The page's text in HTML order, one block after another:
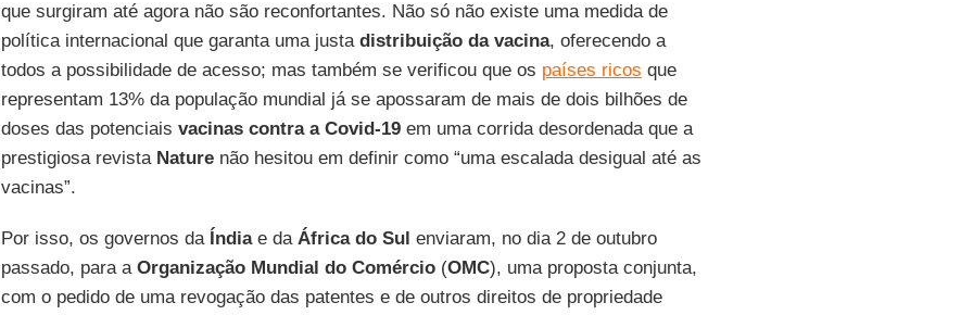
que surgiram até agora não são reconfortantes. Não só não existe uma medida de
política internacional que garanta uma justa distribuição da vacina, oferecendo a
todos a possibilidade de acesso; mas também se verificou que os países ricos que
representam 13% da população mundial já se apossaram de mais de dois bilhões de
doses das potenciais vacinas contra a Covid-19em uma corrida desordenada que a
prestigiosa revista Naturenão hesitou em definir como “uma escalada desigual até as
vacinas”.
Por isso, os governos da Índiae da África do Sul enviaram, no dia 2 de outubro
passado, para a Organização Mundial do Comércio (OMC), uma proposta conjunta,
com o pedido de uma revogação das patentes e de outros direitos de propriedade